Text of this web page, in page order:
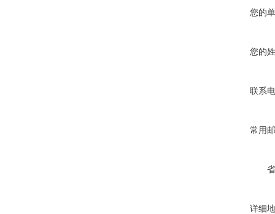
您的
您的
联系
常用
详细